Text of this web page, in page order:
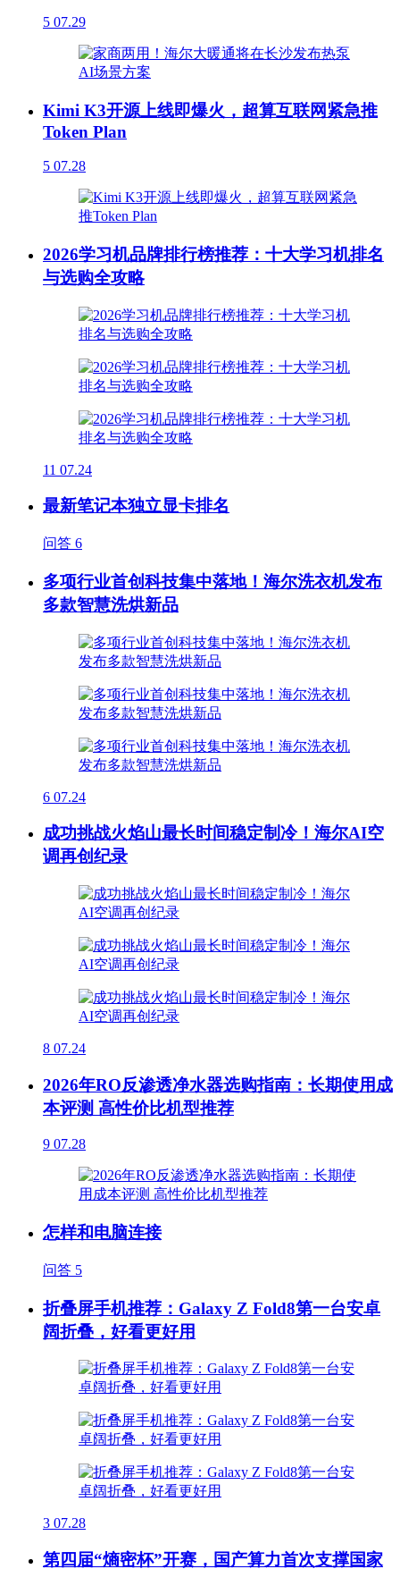
5 07.29
Kimi K3开源上线即爆火，超算互联网紧急推
Token Plan
5 07.28
2026学习机品牌排行榜推荐：十大学习机排名
与选购全攻略
11 07.24
最新笔记本独立显卡排名
问答 6
多项行业首创科技集中落地！海尔洗衣机发布
多款智慧洗烘新品
6 07.24
成功挑战火焰山最长时间稳定制冷！海尔AI空
调再创纪录
8 07.24
2026年RO反渗透净水器选购指南：长期使用成
本评测 高性价比机型推荐
9 07.28
怎样和电脑连接
问答 5
折叠屏手机推荐：Galaxy Z Fold8第一台安卓
阔折叠，好看更好用
3 07.28
第四届“熵密杯”开赛，国产算力首次支撑国家